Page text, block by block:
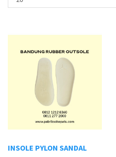
INSOLE PYLON SANDAL